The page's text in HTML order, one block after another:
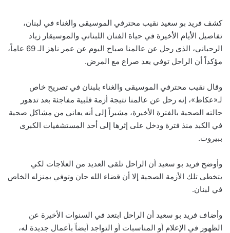
كشف فريد بو سعيد نقيب محترفي الموسيقى والغناء في لبنان،
تفاصيل الأيام الأخيرة في حياة الفنان اللبناني والموسيقار زياد
الرحباني، الذي رحل عن عالمنا صباح اليوم عن عمر ناهز الـ 69 عاماً،
مؤكداً أن الراحل توفي بعد صراع مع المرض.
وقال نقيب محترفي الموسيقى والغناء بلبنان في تصريح خاص
لـ«عكاظ»، إنه رحل عن عالمنا نتيجة أزمة قلبية مفاجئة بعد تدهور
حالته الصحية بالفترة الأخيرة، مشيراً إلى أنه يعاني من مشاكل صحية
في الكبد منذ فترة ودخل على إثرها إلى أحد المستشفيات الكبرى
ببيروت.
وأوضح فريد بو سعيد أن الراحل تلقى العديد من العلاجات لكي
يتخطى تلك الأزمة الصحية إلا أن قضاء الله حان وتوفي بمنزله الخاص
في لبنان.
وأضاف فريد بو سعيد أن الراحل ابتعد في السنوات الأخيرة عن
الظهور في الإعلام أو المناسبات أو التواجد أيضاً بأعمال جديدة له،